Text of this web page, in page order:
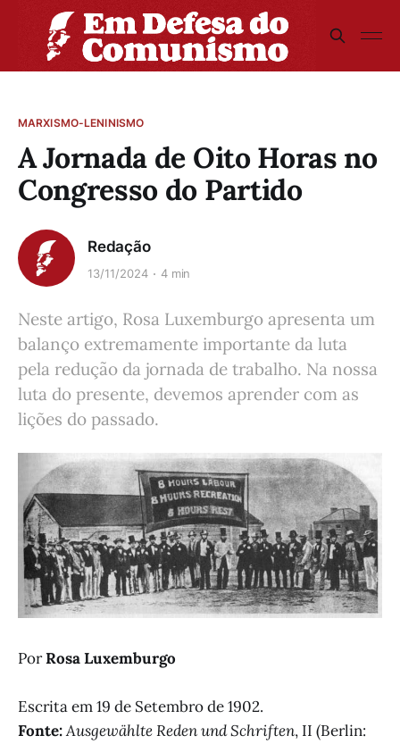
MARXISMO-LENINISMO
A Jornada de Oito Horas no
Congresso do Partido
Redação
13/11/2024 4 min
Neste artigo, Rosa Luxemburgo apresenta um
balanço extremamente importante da luta
pela redução da jornada de trabalho. Na nossa
luta do presente, devemos aprender com as
lições do passado.
PorRosa Luxemburgo
Escrita em 19 de Setembro de 1902.
Fonte:Ausgewählte Reden und Schriften, II (Berlin: